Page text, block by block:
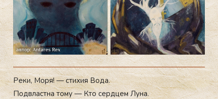
Ре­ки, Мо­ря! — сти­хия Во­да.
Под­властна то­му — Кто сер­дцем Лу­на.